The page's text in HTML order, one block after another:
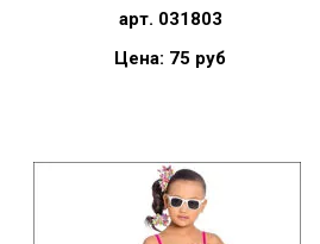
арт. 031803
Цена: 75 руб